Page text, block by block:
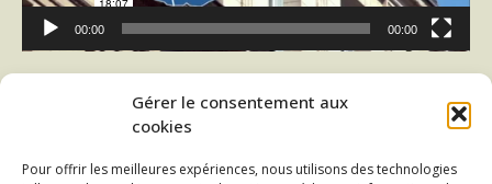
Gérer le consentement aux
cookies
Pour offrir les meilleures expériences, nous utilisons des technologies
00:00 00:00